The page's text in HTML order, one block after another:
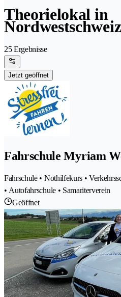
Theorielokal in
25 Ergebnisse
Jetzt geöffnet
Fahrschule Myriam
Fahrschule • Nothilfekurs •
• Autofahrschule • Samariterverein
Geöffnet